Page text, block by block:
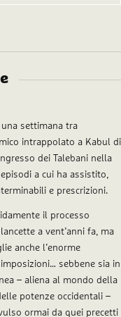
una settimana tra
intrappolato a Kabul di
dei Talebani nella
a cui ha assistito,
e prescrizioni.
il processo
a vent’anni fa, ma
anche l’enorme
sebbene sia in
– aliena al mondo della
potenze occidentali –
ormai da quei precetti